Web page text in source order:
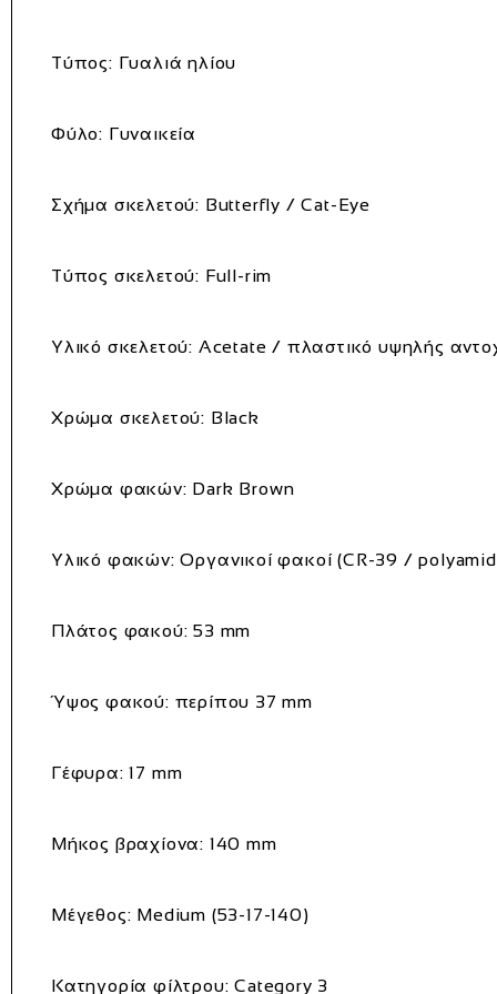
Τύπος: Γυαλιά ηλίου
Φύλο: Γυναικεία
Σχήμα σκελετού: Butterfly / Cat-Eye
Τύπος σκελετού: Full-rim
Υλικό σκελετού: Acetate / πλαστικό υψηλής
Χρώμα σκελετού: Black
Χρώμα φακών: Dark Brown
Υλικό φακών: Οργανικοί φακοί (CR-39 /
Πλάτος φακού: 53 mm
Ύψος φακού: περίπου 37 mm
Γέφυρα: 17 mm
Μήκος βραχίονα: 140 mm
Μέγεθος: Medium (53-17-140)
Κατηγορία φίλτρου: Category 3